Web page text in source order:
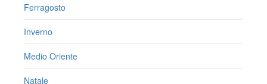
Ferragosto
Inverno
Medio Oriente
Natale